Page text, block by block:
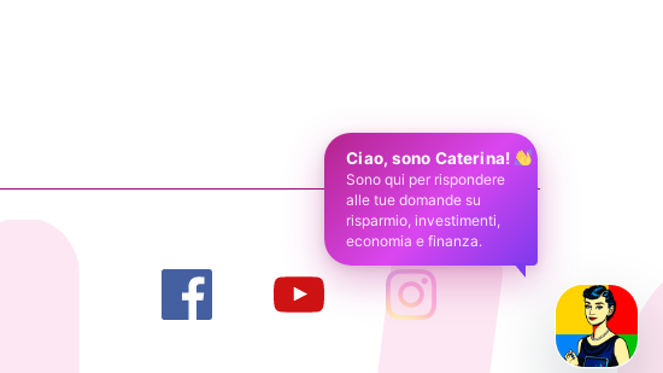
Ciao, sono Caterina!
Sono qui per rispondere
alle tue domande su
risparmio, investimenti,
economia e finanza.